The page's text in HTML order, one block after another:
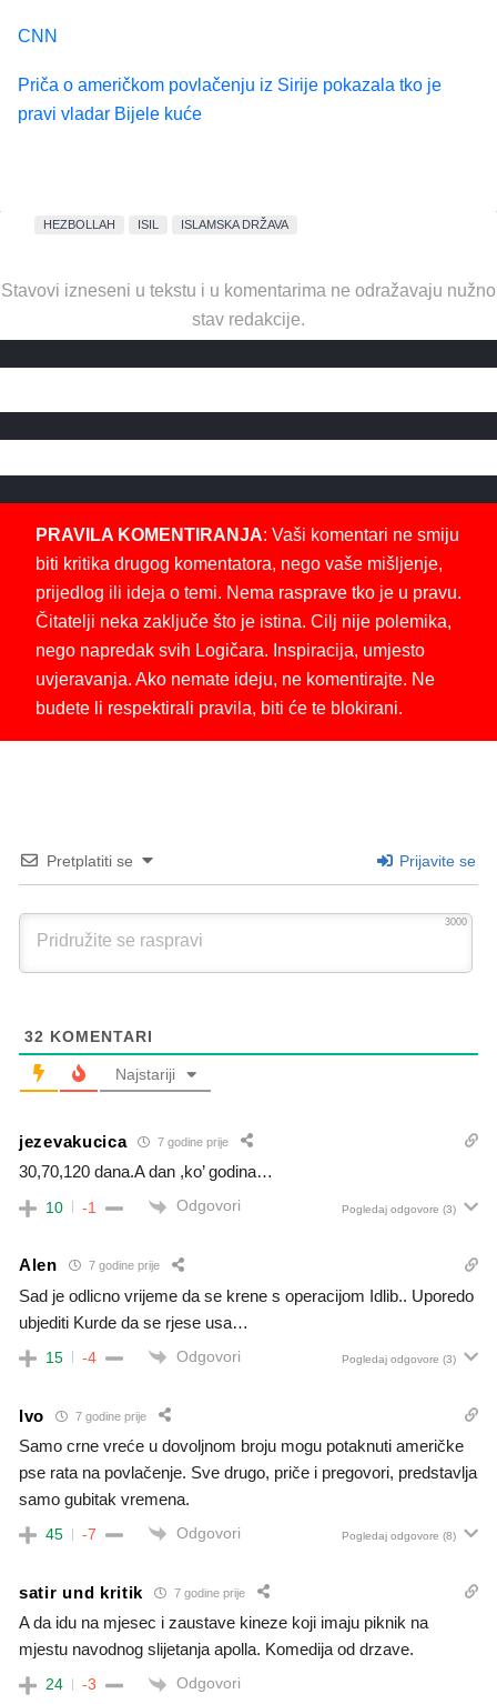
CNN
Priča o američkom povlačenju iz Sirije pokazala tko je
pravi vladar Bijele kuće
HEZBOLLAH ISIL ISLAMSKA DRŽAVA
Stavovi izneseni u tekstu i u komentarima ne odražavaju nužno
stav redakcije.
PRAVILA KOMENTIRANJA: Vaši komentari ne smiju
biti kritika drugog komentatora, nego vaše mišljenje,
prijedlog ili ideja o temi. Nema rasprave tko je u pravu.
Čitatelji neka zaključe što je istina. Cilj nije polemika,
nego napredak svih Logičara. Inspiracija, umjesto
uvjeravanja. Ako nemate ideju, ne komentirajte. Ne
budete li respektirali pravila, biti će te blokirani.
Pretplatiti se Prijavite se
3000
32 KOMENTARI
Najstariji
jezevakucica 7 godine prije
30,70,120 dana.A dan ,ko’ godina…
10 -1 Odgovori Pogledaj odgovore (3)
Alen 7 godine prije
Sad je odlicno vrijeme da se krene s operacijom Idlib.. Uporedo
ubjediti Kurde da se rjese usa…
15 -4 Odgovori Pogledaj odgovore (3)
Ivo 7 godine prije
Samo crne vreće u dovoljnom broju mogu potaknuti američke
pse rata na povlačenje. Sve drugo, priče i pregovori, predstavlja
samo gubitak vremena.
45 -7 Odgovori Pogledaj odgovore (8)
satir und kritik 7 godine prije
A da idu na mjesec i zaustave kineze koji imaju piknik na
mjestu navodnog slijetanja apolla. Komedija od drzave.
24 -3 Odgovori